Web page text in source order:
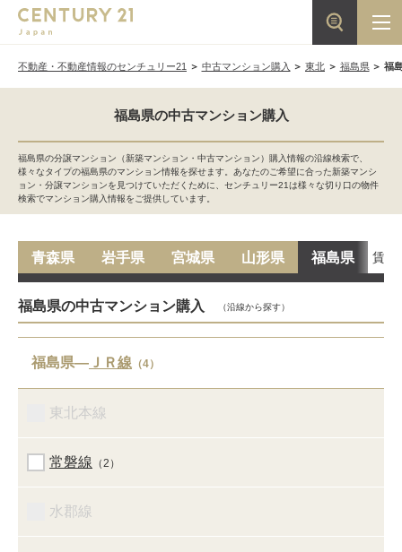
不動産・不動産情報のセンチュリー21 中古マンション購入 東北 福島県 福
福島県の中古マンション購入
福島県の分譲マンション（新築マンション・中古マンション）購入情報の沿線検索で、
様々なタイプの福島県のマンション情報を探せます。あなたのご希望に合った新築マンシ
ョン・分譲マンションを見つけていただくために、センチュリー21は様々な切り口の物件
検索でマンション購入情報をご提供しています。
青森県 岩手県 宮城県 山形県 福島県 賃貸
福島県の中古マンション購入 （沿線から探す）
福島県― ＪＲ線 （4）
東北本線
常磐線 （2）
水郡線